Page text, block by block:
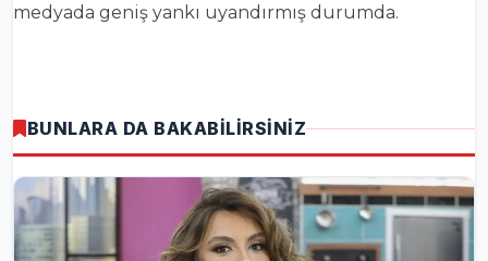
medyada geniş yankı uyandırmış durumda.
BUNLARA DA BAKABİLİRSİNİZ